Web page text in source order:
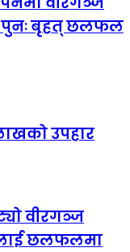
पुनः बृहत् छलफल
उपहार
वीरगञ्ज
छलफलमा